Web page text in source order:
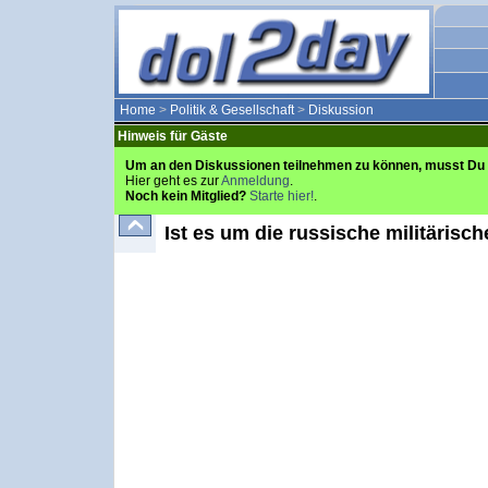
Home > Politik & Gesellschaft> Diskussion
Hinweis für Gäste
Um an den Diskussionen teilnehmen zu können, musst
Hier geht es zurAnmeldung.
Noch kein Mitglied? Starte hier!.
Ist es um die russische